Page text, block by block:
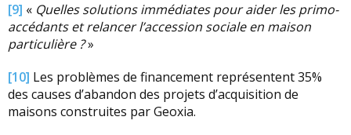
[9] « Quelles solutions immédiates pour aider les primo-
accédants et relancer l’accession sociale en maison
particulière ?»
[10] Les problèmes de financement représentent 35%
des causes d’abandon des projets d’acquisition de
maisons construites par Geoxia.